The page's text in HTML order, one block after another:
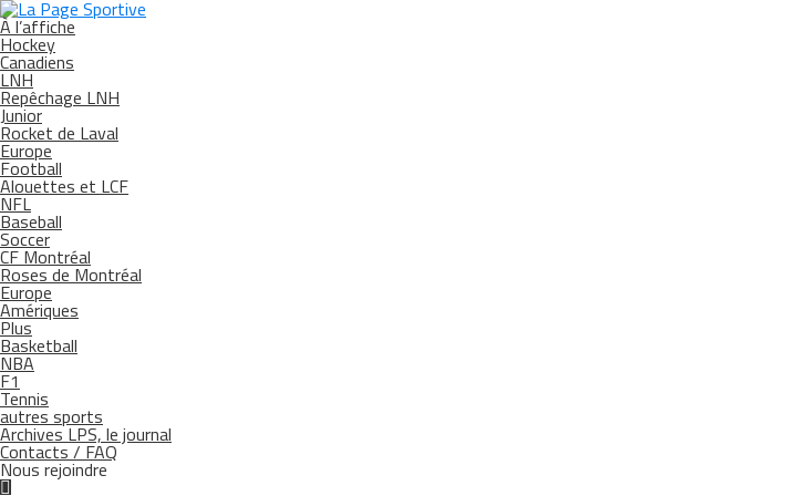
À l’affiche
Hockey
Canadiens
LNH
Repêchage LNH
Junior
Rocket de Laval
Europe
Football
Alouettes et LCF
NFL
Baseball
Soccer
CF Montréal
Roses de Montréal
Europe
Amériques
Plus
Basketball
NBA
F1
Tennis
autres sports
Archives LPS, le journal
Contacts / FAQ
Nous rejoindre